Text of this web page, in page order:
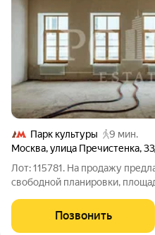
Парк культуры
9 мин.
Москва,улица Пречистенка,
Лот: 115781. На продажу
свободной планировки,
спальни, одна из которых со
санузел,
Позвонить